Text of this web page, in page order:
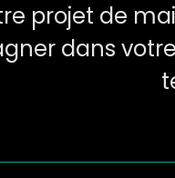
projet de
dans